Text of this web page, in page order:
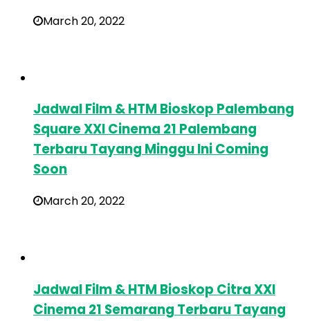
March 20, 2022
Jadwal Film & HTM Bioskop Palembang
Square XXI Cinema 21 Palembang
Terbaru Tayang Minggu Ini Coming
Soon
March 20, 2022
Jadwal Film & HTM Bioskop Citra XXI
Cinema 21 Semarang Terbaru Tayang